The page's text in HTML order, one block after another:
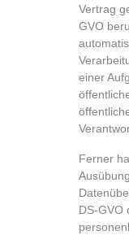
Vertrag
GVO
einer
Ferner
DS-GVO